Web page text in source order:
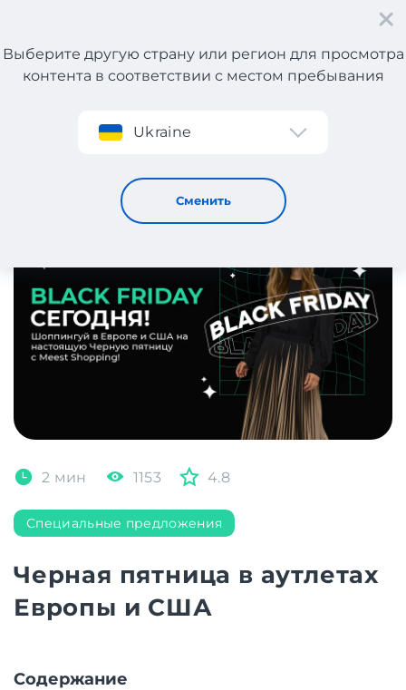
Регистрация
Выберите другую страну или регион для просмотра
контента в соответствии с местом пребывания
Ukraine
Сменить
Черная пятница в аутлетах Европы и США
2 мин 1153 4.8
Специальные предложения
Черная пятница в аутлетах
Европы и США
Содержание